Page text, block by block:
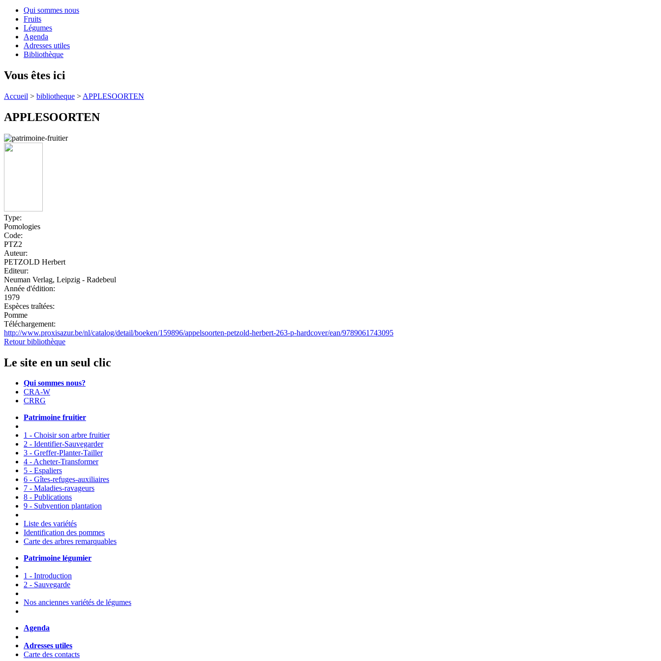
Qui sommes nous
Fruits
Légumes
Agenda
Adresses utiles
Bibliothèque
Vous êtes ici
Accueil > bibliotheque > APPLESOORTEN
APPLESOORTEN
Type:
Pomologies
Code:
PTZ2
Auteur:
PETZOLD Herbert
Editeur:
Neuman Verlag, Leipzig - Radebeul
Année d'édition:
1979
Espèces traîtées:
Pomme
Téléchargement:
http://www.proxisazur.be/nl/catalog/detail/boeken/159896/appelsoorten-petzold-herbert-263-p-hardcover/ean/9789061743095
Retour bibliothèque
Le site en un seul clic
Qui sommes nous?
CRA-W
CRRG
Patrimoine fruitier
1 - Choisir son arbre fruitier
2 - Identifier-Sauvegarder
3 - Greffer-Planter-Tailler
4 - Acheter-Transformer
5 - Espaliers
6 - Gîtes-refuges-auxiliaires
7 - Maladies-ravageurs
8 - Publications
9 - Subvention plantation
Liste des variétés
Identification des pommes
Carte des arbres remarquables
Patrimoine légumier
1 - Introduction
2 - Sauvegarde
Nos anciennes variétés de légumes
Agenda
Adresses utiles
Carte des contacts